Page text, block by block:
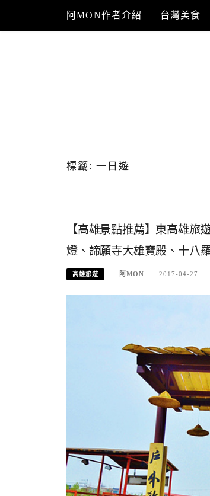
content
阿MON作者介紹 台灣美食
標籤: 一日遊
【高雄景點推薦】東高雄
燈、諦願寺大雄寶殿、十八
高雄旅遊 阿MON 2017-04-27